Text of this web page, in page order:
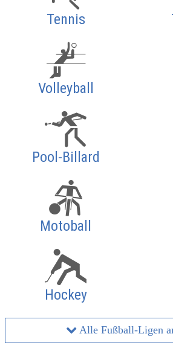
Tennis
Volleyball
Pool-Billard
Motoball
Hockey
Alle Fußball-Ligen